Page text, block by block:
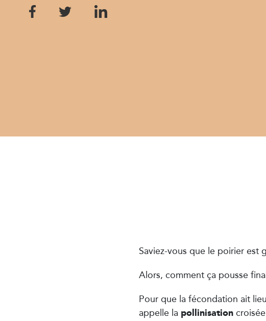
Saviez-vous que le poirier est
Alors, comment ça pousse
Pour que la fécondation ait
appelle la pollinisation